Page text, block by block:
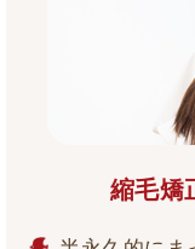
縮毛矯